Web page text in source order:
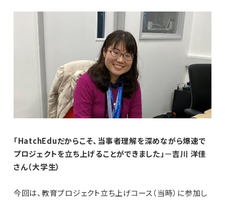
「HatchEduだからこそ、当事者理解を深めながら爆速で
プロジェクトを立ち上げることができました」ー吉川 洋佳
さん（大学生）
今回は、教育プロジェクト立ち上げコース（当時）に参加し